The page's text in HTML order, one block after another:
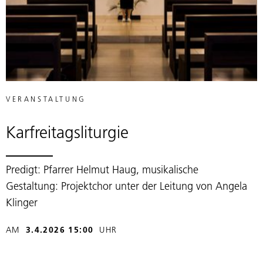
VERANSTALTUNG
Karfreitagsliturgie
Predigt: Pfarrer Helmut Haug, musikalische
Gestaltung: Projektchor unter der Leitung von Angela
Klinger
AM 3.4.2026 15:00 UHR